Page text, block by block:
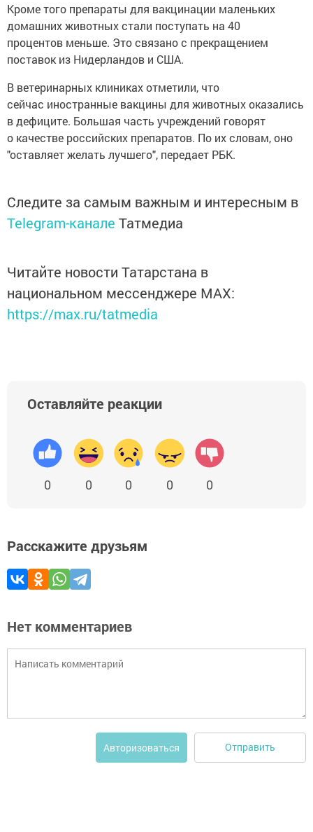
Кроме того препараты для вакцинации маленьких
домашних животных стали поступать на 40
процентов меньше. Это связано с прекращением
поставок из Нидерландов и США.
В ветеринарных клиниках отметили, что
сейчас иностранные вакцины для животных оказались
в дефиците. Большая часть учреждений говорят
о качестве российских препаратов. По их словам, оно
"оставляет желать лучшего", передает РБК.
Следите за самым важным и интересным в
Telegram-канале Татмедиа
Читайте новости Татарстана в
национальном мессенджере MАХ:
https://max.ru/tatmedia
Оставляйте реакции
0 0 0 0 0
Расскажите друзьям
Нет комментариев
Авторизоваться Отправить